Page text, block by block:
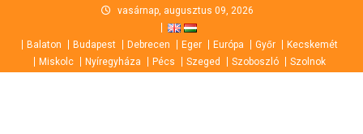
content
vasárnap, augusztus 09, 2026
Balaton Budapest Debrecen Eger Európa Győr
Kecskemét
Miskolc
Nyíregyháza Pécs Szeged Szoboszló Szolnok